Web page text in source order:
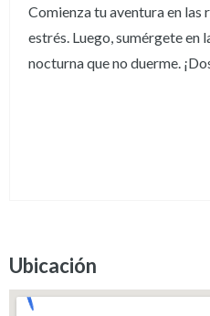
Comienza tu aventura en las
estrés. Luego, sumérgete en
nocturna que no duerme.
Ubicación